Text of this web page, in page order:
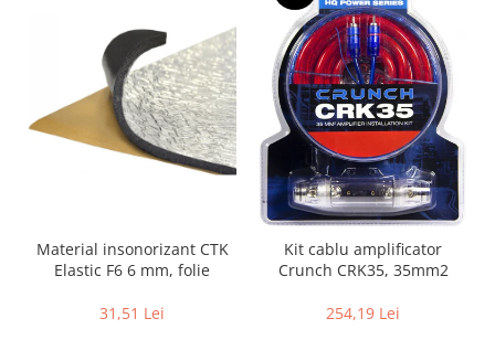
Material insonorizant CTK
Elastic F6 6 mm, folie
31,51 Lei
Kit cablu amplificator
Crunch CRK35, 35mm2
254,19 Lei